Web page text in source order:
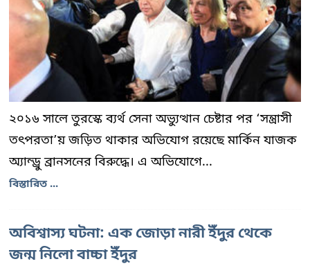
২০১৬ সালে তুরস্কে ব্যর্থ সেনা অভ্যুত্থান চেষ্টার পর ‘সন্ত্রাসী
তৎপরতা’য় জড়িত থাকার অভিযোগ রয়েছে মার্কিন যাজক
অ্যান্ড্রু ব্রানসনের বিরুদ্ধে। এ অভিযোগে...
বিস্তারিত ...
অবিশ্বাস্য ঘটনা: এক জোড়া নারী ইঁদুর থেকে
জন্ম নিলো বাচ্চা ইঁদুর